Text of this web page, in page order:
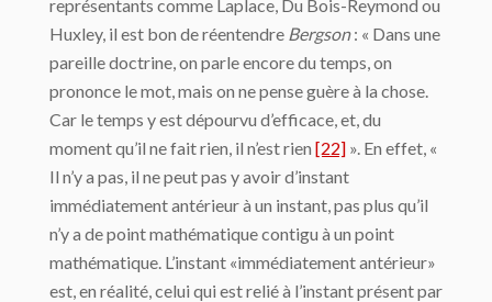
représentants comme Laplace, Du Bois-Reymond ou
Huxley, il est bon de réentendre Bergson: « Dans une
pareille doctrine, on parle encore du temps, on
prononce le mot, mais on ne pense guère à la chose.
Car le temps y est dépourvu d’efficace, et, du
moment qu’il ne fait rien, il n’est rien [22] ». En effet, «
Il n’y a pas, il ne peut pas y avoir d’instant
immédiatement antérieur à un instant, pas plus qu’il
n’y a de point mathématique contigu à un point
mathématique. L’instant «immédiatement antérieur»
est, en réalité, celui qui est relié à l’instant présent par